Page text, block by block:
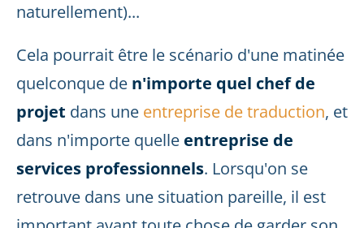
naturellement)...
Cela pourrait être le scénario d'une matinée
quelconque de n'importe quel chef de
projet dans une entreprise de traduction, et
dans n'importe quelle entreprise de
services professionnels. Lorsqu'on se
retrouve dans une situation pareille, il est